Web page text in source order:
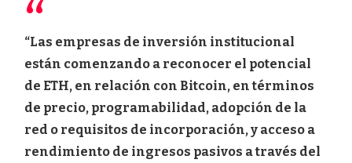
“Las empresas de inversión institucional
están comenzando a reconocer el potencial
de ETH, en relación con Bitcoin, en términos
de precio, programabilidad, adopción de la
red o requisitos de incorporación, y acceso a
rendimiento de ingresos pasivos a través del